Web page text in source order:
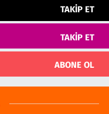
TAKIP ET
TAKIP ET
ABONE OL